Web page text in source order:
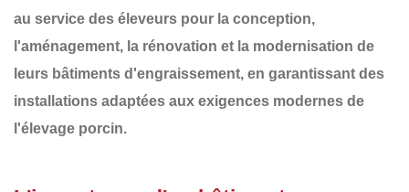
au service des éleveurs pour la conception,
l'aménagement, la rénovation et la modernisation de
leurs bâtiments d'engraissement, en garantissant des
installations adaptées aux exigences modernes de
l'élevage porcin.